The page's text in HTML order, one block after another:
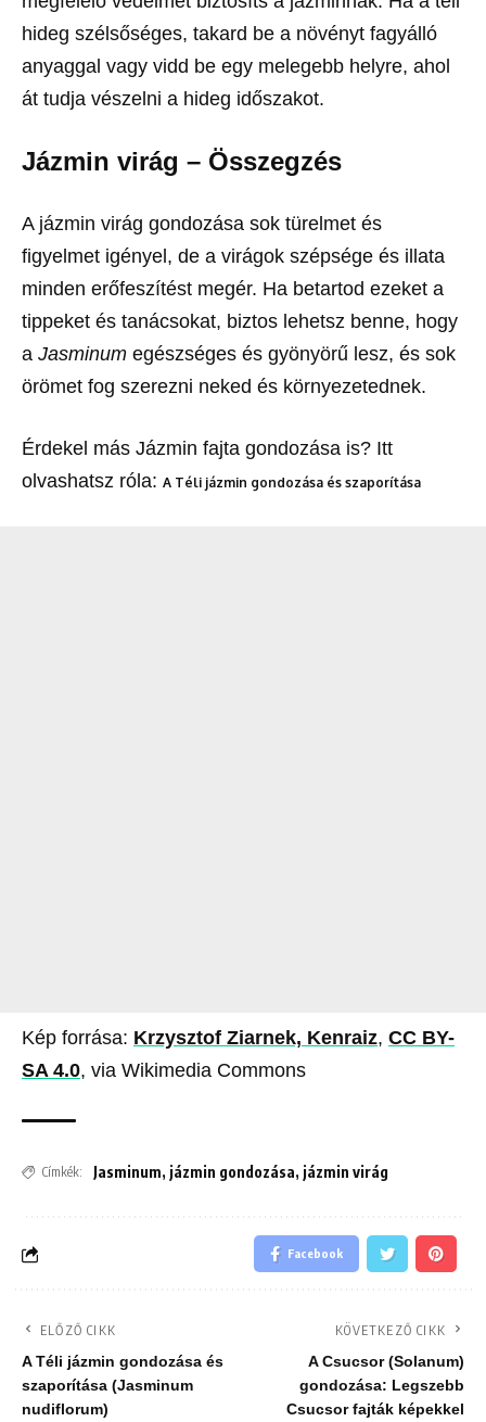
hideg szélsőséges, takard be a növényt fagyálló
anyaggal vagy vidd be egy melegebb helyre, ahol
át tudja vészelni a hideg időszakot.
Jázmin virág – Összegzés
A jázmin virág gondozása sok türelmet és
figyelmet igényel, de a virágok szépsége és illata
minden erőfeszítést megér. Ha betartod ezeket a
tippeket és tanácsokat, biztos lehetsz benne, hogy
a Jasminum egészséges és gyönyörű lesz, és sok
örömet fog szerezni neked és környezetednek.
Érdekel más Jázmin fajta gondozása is? Itt
olvashatsz róla: A Téli jázmin gondozása és szaporítása
Kép forrása: Krzysztof Ziarnek, Kenraiz, CC BY-
SA 4.0, via Wikimedia Commons
Címkék: Jasminum, jázmin gondozása, jázmin virág
Facebook
ELŐZŐ CIKK
A Téli jázmin gondozása és
szaporítása (Jasminum
nudiflorum)
KÖVETKEZŐ CIKK
A Csucsor (Solanum)
gondozása: Legszebb
Csucsor fajták képekkel